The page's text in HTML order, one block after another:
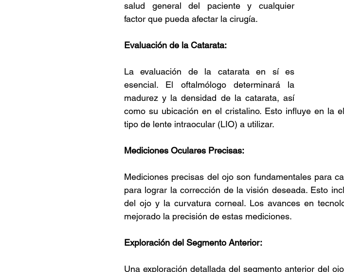
salud general del paciente y cualquier
factor que pueda afectar la cirugía.
Evaluación de la Catarata:
La evaluación de la catarata en sí es
esencial. El oftalmólogo determinará la
madurez y la densidad de la catarata, así
como su ubicación en el cristalino. Esto influye en la
tipo de lente intraocular (LIO) a utilizar.
Mediciones Oculares Precisas:
Mediciones precisas del ojo son fundamentales para
para lograr la corrección de la visión deseada. Esto
del ojo y la curvatura corneal. Los avances en
mejorado la precisión de estas mediciones.
Exploración del Segmento Anterior:
Una exploración detallada del segmento anterior del